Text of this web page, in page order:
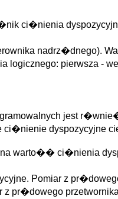
ci�nienia
nadrz�dnego).
pierwsza -
jest
ci�nienie dyspozycyjne
warto�� ci�nienia
Pomiar z
z pr�dowego